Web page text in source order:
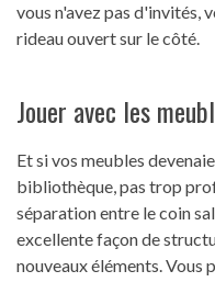
vous n'avez pas d'invités,
rideau ouvert sur le côté.
Jouer avec les
Et si vos meubles
bibliothèque, pas trop
séparation entre le coin
excellente façon de
nouveaux éléments. Vous